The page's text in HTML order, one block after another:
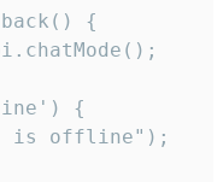
{
{
is offline");